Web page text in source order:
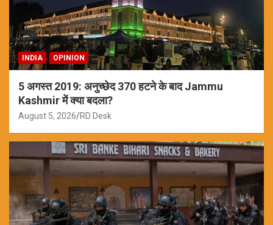
INDIA OPINION
5 अगस्त 2019: अनुच्छेद 370 हटने के बाद Jammu
Kashmir में क्या बदला?
August 5, 2026 RD Desk